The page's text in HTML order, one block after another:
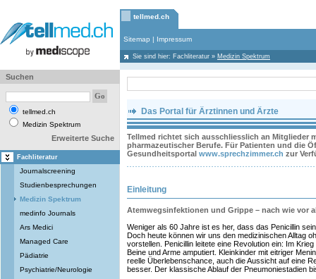
tellmed.ch
Sitemap | Impressum
Sie sind hier: Fachliteratur » Medizin Spektrum
Suchen
tellmed.ch
Medizin Spektrum
Erweiterte Suche
Fachliteratur
Journalscreening
Studienbesprechungen
Medizin Spektrum
medinfo Journals
Ars Medici
Managed Care
Pädiatrie
Psychiatrie/Neurologie
Das Portal für Ärztinnen und Ärzte
Tellmed richtet sich ausschliesslich an Mitglieder
pharmazeutischer Berufe. Für Patienten und die
Gesundheitsportal www.sprechzimmer.ch zur
Einleitung
Atemwegsinfektionen und Grippe – nach wie vor
Weniger als 60 Jahre ist es her, dass das Penicillin
Doch heute können wir uns den medizinischen Alltag
vorstellen. Penicillin leitete eine Revolution ein: Im
Beine und Arme amputiert. Kleinkinder mit eitriger
reelle Überlebenschance, auch die Aussicht auf eine
besser. Der klassische Ablauf der Pneumoniestadien